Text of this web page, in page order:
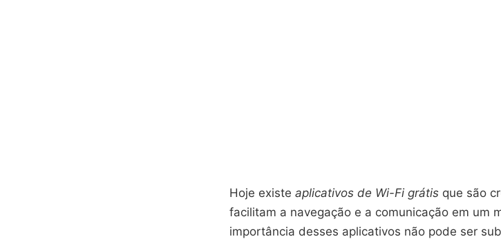
Hoje existe aplicativos de Wi-Fi grátis que são
facilitam a navegação e a comunicação em um
importância desses aplicativos não pode ser